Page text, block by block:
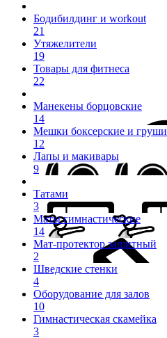
Бодибилдинг и workout
21
Утяжелители
19
Товары для фитнеса
22
Манекены борцовские
14
Мешки боксерские и груши
12
Лапы и макивары
9
Татами
3
Маты гимнастические
14
Мат-протектор защитный
2
Шведские стенки
4
Оборудование для залов
10
Гимнастическая скамейка
3